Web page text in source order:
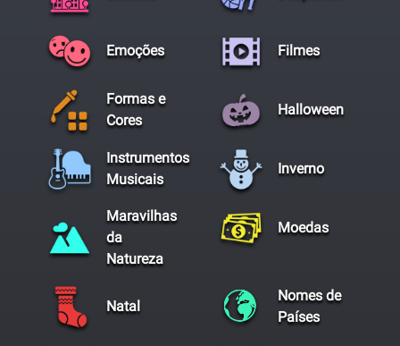
Emoções Filmes
Formas e
Cores
Halloween
Instrumentos
Musicais
Inverno
Maravilhas
da
Natureza
Moedas
Natal
Nomes de
Países